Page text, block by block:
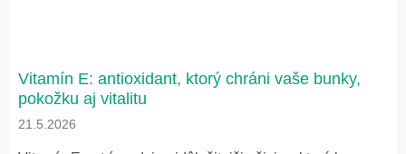
Vitamín E: antioxidant, ktorý chráni vaše bunky,
pokožku aj vitalitu
21.5.2026